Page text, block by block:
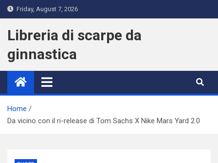
Skip
to
content
Friday, August 7, 2026
Libreria di scarpe da
ginnastica
Home
Da vicino con il ri-release di Tom Sachs X Nike Mars Yard 2.0